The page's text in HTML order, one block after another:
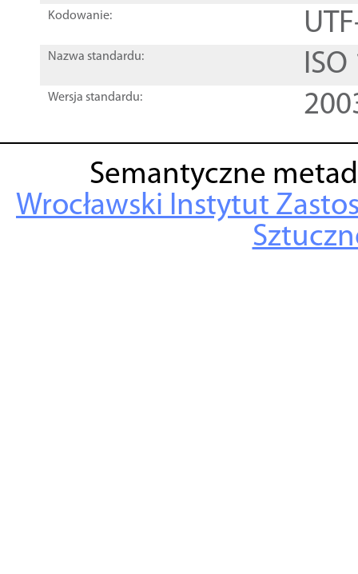
Kodowanie:
Nazwa standardu:
Wersja standardu:
Semantyczne
Wrocławski Instytut